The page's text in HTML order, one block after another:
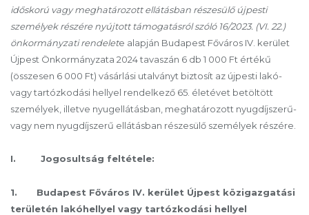
időskorú vagy meghatározott ellátásban részesülő újpesti
személyek részére nyújtott támogatásról szóló 16/2023. (VI. 22.)
önkormányzati rendelete alapján Budapest Főváros IV. kerület
Újpest Önkormányzata 2024 tavaszán 6 db 1 000 Ft értékű
(összesen 6 000 Ft) vásárlási utalványt biztosít az újpesti lakó-
vagy tartózkodási hellyel rendelkező 65. életévet betöltött
személyek, illetve nyugellátásban, meghatározott nyugdíjszerű-
vagy nem nyugdíjszerű ellátásban részesülő személyek részére.
I. Jogosultság feltétele:
1. Budapest Főváros IV. kerület Újpest közigazgatási
területén lakóhellyel vagy tartózkodási hellyel